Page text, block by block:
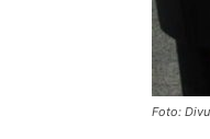
Foto: